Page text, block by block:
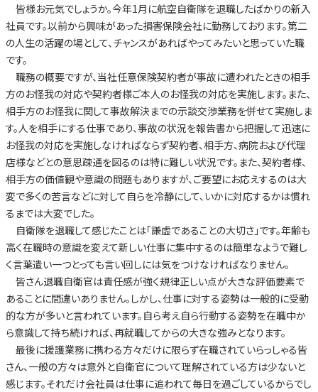
皆様お元気でしょうか。今年1月に航空自衛隊を退職したばかりの新入
社員です。以前から興味があった損害保険会社に勤務しております。第二
の人生の活躍の場として、チャンスがあればやってみたいと思っていた職
です。
職務の概要ですが、当社任意保険契約者が事故に遭われたときの相手
方のお怪我の対応や契約者様ご本人のお怪我の対応を実施します。また、
相手方のお怪我に関して事故解決までの示談交渉業務を併せて実施しま
す。人を相手にする仕事であり、事故の状況を報告書から把握して迅速に
お怪我の対応を実施しなければならず契約者、相手方、病院および代理
店様などとの意思疎通を図るのは特に難しい状況です。また、契約者様、
相手方の価値観や意識の問題もありますが、ご要望にお応えするのは大
変で多くの苦言などに対して自らを冷静にして、いかに対応するかは慣れ
るまでは大変でした。
自衛隊を退職して感じたことは「謙虚であることの大切さ」です。年齢も
高く在職時の意識を変えて新しい仕事に集中するのは簡単なようで難し
く言葉遣い一つとっても言い回しには気をつけなければなりません。
皆さん退職自衛官は責任感が強く規律正しい点が大きな評価要素で
あることに間違いありません。しかし、仕事に対する姿勢は一般的に受動
的な方が多いと言われています。自ら考え自ら行動する姿勢を在職中か
ら意識して持ち続ければ、再就職してからの大きな強みとなります。
最後に援護業務に携わる方々だけに限らず在職されていらっしゃる皆
さん、一般の方々は意外と自衛官について理解されている方は少ないと
感じます。それだけ会社員は仕事に追われて毎日を過ごしているからでし